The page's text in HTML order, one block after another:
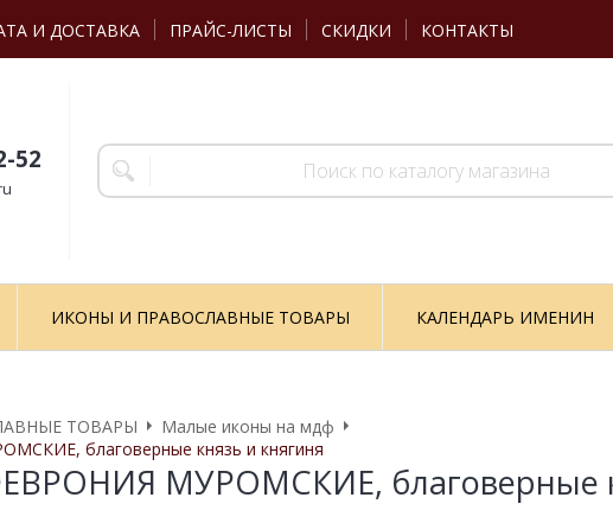
И ДОСТАВКА ПРАЙС-ЛИСТЫ СКИДКИ КОНТАКТЫ
52
ИКОНЫ И ПРАВОСЛАВНЫЕ ТОВАРЫ КАЛЕНДАРЬ ИМЕНИН
ТОВАРЫ
Малые иконы на мдф
благоверные князь и княгиня
МУРОМСКИЕ, благоверные